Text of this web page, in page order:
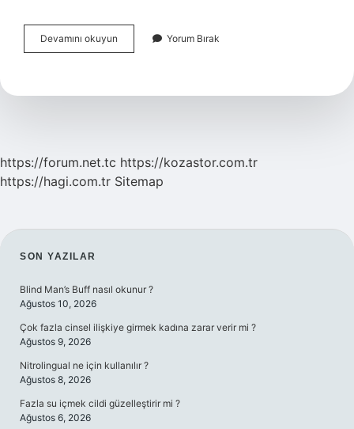
Devamını okuyun Midrange
Için
Mi
Yorum Bırak
https://forum.net.tc https://kozastor.com.tr
https://hagi.com.tr Sitemap
SIDEBAR
SON YAZILAR
Blind Man’s Buff nasıl okunur ?
Ağustos 10, 2026
Çok fazla cinsel ilişkiye girmek kadına zarar verir mi ?
Ağustos 9, 2026
Nitrolingual ne için kullanılır ?
Ağustos 8, 2026
Fazla su içmek cildi güzelleştirir mi ?
Ağustos 6, 2026